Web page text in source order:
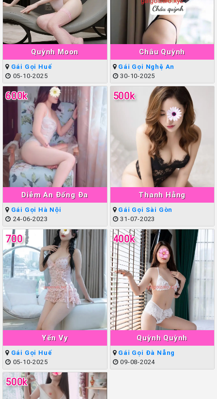
Quỳnh Moon
Gái Gọi Huế
05-10-2025
Châu Quỳnh
Gái Gọi Nghệ An
30-10-2025
Diễm An Đống Đa
600k
Gái Gọi Hà Nội
24-06-2023
Thanh Hằng
500k
Gái Gọi Sài Gòn
31-07-2023
Yến Vy
700
Gái Gọi Huế
05-10-2025
Quỳnh Quỳnh
400k
Gái Gọi Đà Nẵng
09-08-2024
500k